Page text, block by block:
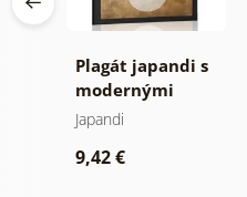
Plagát japandi s
modernými
kruhmi
Japandi
9,42 €